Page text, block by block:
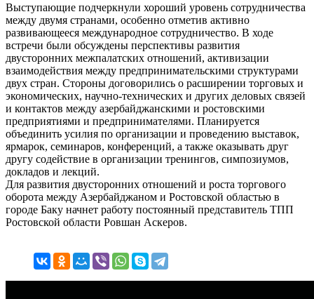
Выступающие подчеркнули хороший уровень сотрудничества
между двумя странами, особенно отметив активно
развивающееся международное сотрудничество. В ходе
встречи были обсуждены перспективы развития
двусторонних межпалатских отношений, активизации
взаимодействия между предпринимательскими структурами
двух стран. Стороны договорились о расширении торговых и
экономических, научно-технических и других деловых связей
и контактов между азербайджанскими и ростовскими
предприятиями и предпринимателями. Планируется
объединить усилия по организации и проведению выставок,
ярмарок, семинаров, конференций, а также оказывать друг
другу содействие в организации тренингов, симпозиумов,
докладов и лекций.
Для развития двусторонних отношений и роста торгового
оборота между Азербайджаном и Ростовской областью в
городе Баку начнет работу постоянный представитель ТПП
Ростовской области Ровшан Аскеров.